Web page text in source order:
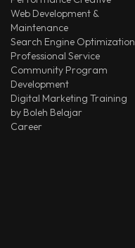
Web Development &
Maintenance
Search Engine Optimization
Professional Service
Community Program
Development
Digital Marketing Training
by Boleh Belajar
Career